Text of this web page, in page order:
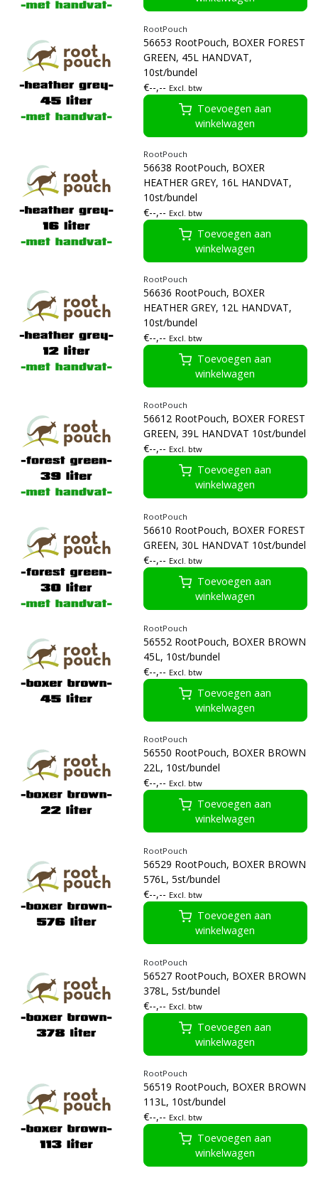
RootPouch
56653 RootPouch, BOXER FOREST
GREEN, 45L HANDVAT,
10st/bundel
€--,-- Excl. btw
Toevoegen aan
winkelwagen
RootPouch
56638 RootPouch, BOXER
HEATHER GREY, 16L HANDVAT,
10st/bundel
€--,-- Excl. btw
Toevoegen aan
winkelwagen
RootPouch
56636 RootPouch, BOXER
HEATHER GREY, 12L HANDVAT,
10st/bundel
€--,-- Excl. btw
Toevoegen aan
winkelwagen
RootPouch
56612 RootPouch, BOXER FOREST
GREEN, 39L HANDVAT 10st/bundel
€--,-- Excl. btw
Toevoegen aan
winkelwagen
RootPouch
56610 RootPouch, BOXER FOREST
GREEN, 30L HANDVAT 10st/bundel
€--,-- Excl. btw
Toevoegen aan
winkelwagen
RootPouch
56552 RootPouch, BOXER BROWN
45L, 10st/bundel
€--,-- Excl. btw
Toevoegen aan
winkelwagen
RootPouch
56550 RootPouch, BOXER BROWN
22L, 10st/bundel
€--,-- Excl. btw
Toevoegen aan
winkelwagen
RootPouch
56529 RootPouch, BOXER BROWN
576L, 5st/bundel
€--,-- Excl. btw
Toevoegen aan
winkelwagen
RootPouch
56527 RootPouch, BOXER BROWN
378L, 5st/bundel
€--,-- Excl. btw
Toevoegen aan
winkelwagen
RootPouch
56519 RootPouch, BOXER BROWN
113L, 10st/bundel
€--,-- Excl. btw
Toevoegen aan
winkelwagen